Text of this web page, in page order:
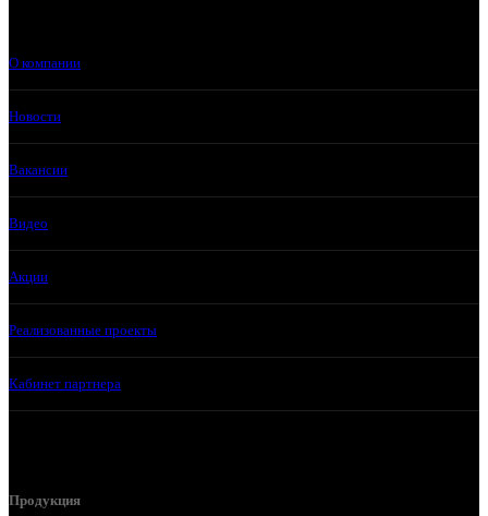
О компании
Новости
Вакансии
Видео
Акции
Реализованные проекты
Кабинет партнера
Продукция